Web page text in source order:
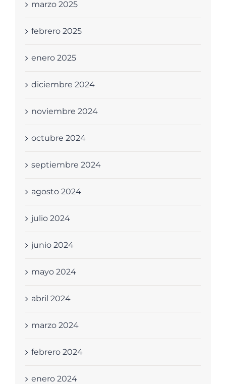
marzo 2025
febrero 2025
enero 2025
diciembre 2024
noviembre 2024
octubre 2024
septiembre 2024
agosto 2024
julio 2024
junio 2024
mayo 2024
abril 2024
marzo 2024
febrero 2024
enero 2024